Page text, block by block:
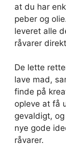
at du har
peber og
leveret alle
råvarer
De lette
lave mad,
finde på
opleve at få
gevaldigt,
nye gode
råvarer.